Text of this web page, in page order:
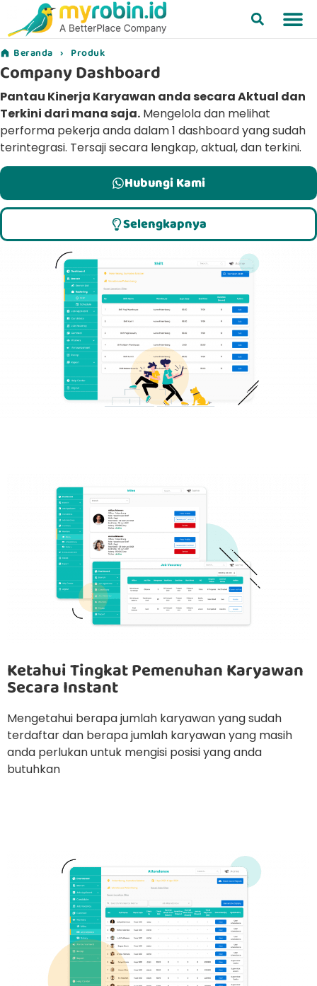
Beranda › Produk
Company Dashboard
Pantau Kinerja Karyawan anda secara Aktual dan
Terkini dari mana saja. Mengelola dan melihat
performa pekerja anda dalam 1 dashboard yang sudah
terintegrasi. Tersaji secara lengkap, aktual, dan terkini.
Hubungi Kami
Selengkapnya
Ketahui Tingkat Pemenuhan Karyawan
Secara Instant
Mengetahui berapa jumlah karyawan yang sudah
terdaftar dan berapa jumlah karyawan yang masih
anda perlukan untuk mengisi posisi yang anda
butuhkan